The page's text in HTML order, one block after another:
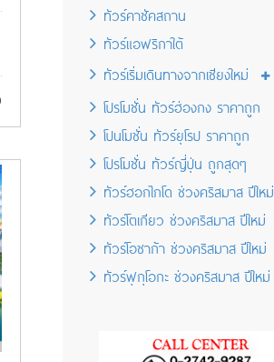
ทัวร์คาซัคสถาน
ทัวร์แอฟริกาใต้
ทัวร์เริ่มเดินทางจากเชียงใหม่
โปรโมชั่น ทัวร์ฮ่องกง ราคาถูก
โปนโมชั่น ทัวร์ยุโรป ราคาถูก
โปรโมชั่น ทัวร์ญี่ปุ่น ถูกสุดๆ
ทัวร์ฮอกไกโด ช่วงคริสมาส ปีใหม่
ทัวร์โตเกียว ช่วงคริสมาส ปีใหม่
ทัวร์โอซาก้า ช่วงคริสมาส ปีใหม่
ทัวร์ฟุกุโอกะ ช่วงคริสมาส ปีใหม่